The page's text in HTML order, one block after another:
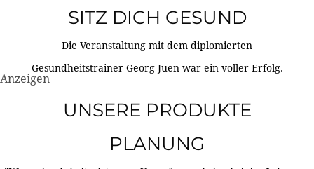
SITZ DICH GESUND
Die Veranstaltung mit dem diplomierten
Gesundheitstrainer Georg Juen war ein voller Erfolg.
Anzeigen
UNSERE PRODUKTE
PLANUNG